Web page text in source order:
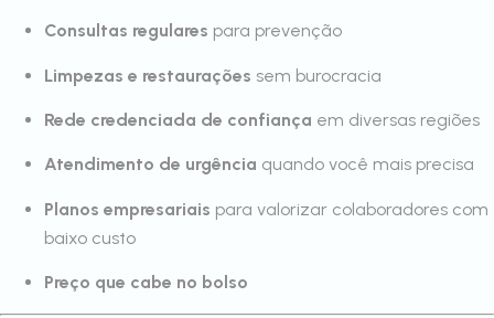
Consultas regulares para prevenção
Limpezas e restaurações sem burocracia
Rede credenciada de confiança em diversas regiões
Atendimento de urgência quando você mais precisa
Planos empresariais para valorizar colaboradores com
baixo custo
Preço que cabe no bolso